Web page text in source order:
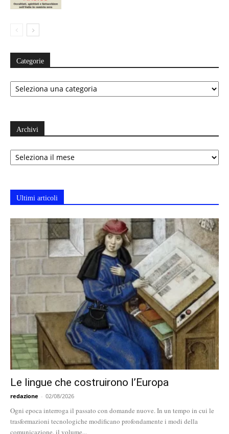
Categorie
Categorie
Archivi
Archivi
Ultimi articoli
Le lingue che costruirono l’Europa
redazione - 02/08/2026
Ogni epoca interroga il passato con domande nuove. In un tempo in cui le
trasformazioni tecnologiche modificano profondamente i modi della
comunicazione, il volume...